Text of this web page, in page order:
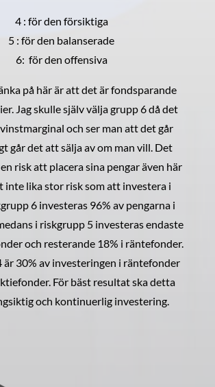
4 : för den försiktiga
5 : för den balanserade
6: för den offensiva
på här är att det är fondsparande
Jag skulle själv välja grupp 6 då det
och ser man att det går
går det att sälja av om man vill. Det
risk att placera sina pengar även här
inte lika stor risk som att investera i
6 investeras 96% av pengarna i
i riskgrupp 5 investeras endaste
och resterande 18% i räntefonder.
är 30% av investeringen i räntefonder
För bäst resultat ska detta
och kontinuerlig investering.